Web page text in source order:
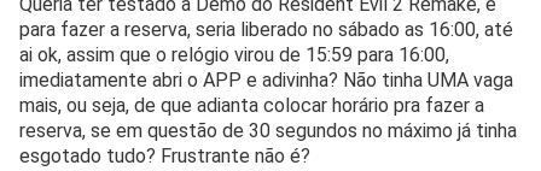
para fazer a reserva, seria liberado no sábado as 16:00, até
ai ok, assim que o relógio virou de 15:59 para 16:00,
imediatamente abri o APP e adivinha? Não tinha UMA vaga
mais, ou seja, de que adianta colocar horário pra fazer a
reserva, se em questão de 30 segundos no máximo já tinha
esgotado tudo? Frustrante não é?